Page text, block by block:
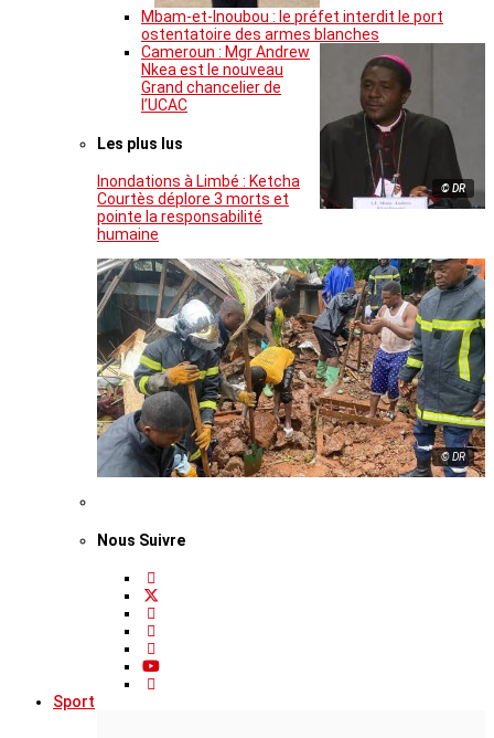
Mbam-et-Inoubou : le préfet interdit le port
ostentatoire des armes blanches
© DR
Cameroun : Mgr Andrew
Nkea est le nouveau
Grand chancelier de
l’UCAC
Les plus lus
Inondations à Limbé : Ketcha
Courtès déplore 3 morts et
pointe la responsabilité
humaine
© DR
Nous Suivre
Sport